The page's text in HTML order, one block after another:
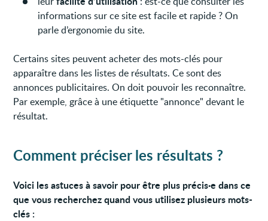
informations sur ce site est facile et rapide ? On
parle d’ergonomie du site.
Certains sites peuvent acheter des mots-clés pour
apparaître dans les listes de résultats. Ce sont des
annonces publicitaires. On doit pouvoir les reconnaître.
Par exemple, grâce à une étiquette "annonce" devant le
résultat.
Comment préciser les résultats ?
Voici les astuces à savoir pour être plus précis·e dans ce
que vous recherchez quand vous utilisez plusieurs mots-
clés :